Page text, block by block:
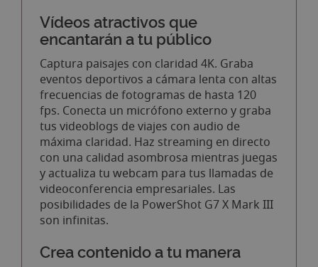
Vídeos atractivos que
encantarán a tu público
Captura paisajes con claridad 4K. Graba
eventos deportivos a cámara lenta con altas
frecuencias de fotogramas de hasta 120
fps. Conecta un micrófono externo y graba
tus videoblogs de viajes con audio de
máxima claridad. Haz streaming en directo
con una calidad asombrosa mientras juegas
y actualiza tu webcam para tus llamadas de
videoconferencia empresariales. Las
posibilidades de la PowerShot G7 X Mark III
son infinitas.
Crea contenido a tu manera